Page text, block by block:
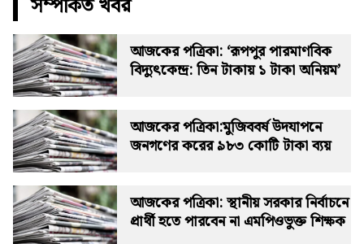
সম্পর্কিত খবর
আজকের পত্রিকা: ‘রূপপুর পারমাণবিক
বিদ্যুৎকেন্দ্র: তিন টাকায় ১ টাকা অনিয়ম’
আজকের পত্রিকা:মুজিববর্ষ উদযাপনে
জনগণের করের ৯৮৩ কোটি টাকা ব্যয়
আজকের পত্রিকা: স্থানীয় সরকার নির্বাচনে
প্রার্থী হতে পারবেন না এমপিওভুক্ত শিক্ষক